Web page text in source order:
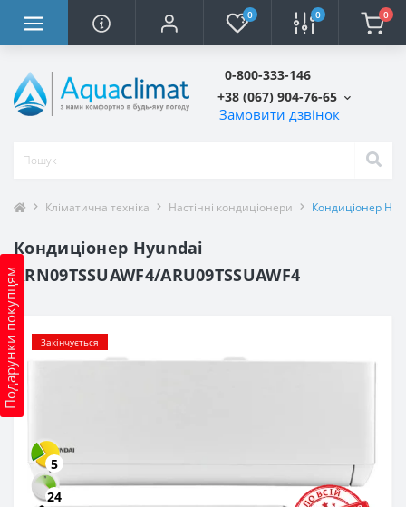
0 0 0
0-800-333-146
+38 (067) 904-76-65
Замовити дзвінок
Подарунки покупцям
Кліматична техніка Настінні кондиціонери Кондиціонер
Кондиціонер Hyundai
ARN09TSSUAWF4/ARU09TSSUAWF4
Закінчується
5
24